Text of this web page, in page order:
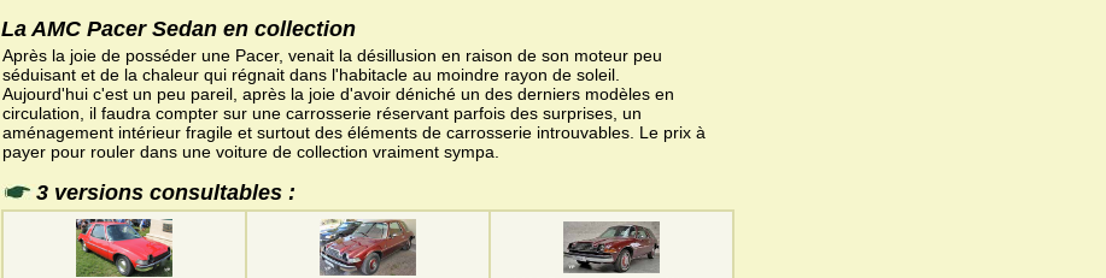
La AMC Pacer Sedan en collection
Après la joie de posséder une Pacer, venait la désillusion en raison de son moteur peu
séduisant et de la chaleur qui régnait dans l'habitacle au moindre rayon de soleil.
Aujourd'hui c'est un peu pareil, après la joie d'avoir déniché un des derniers modèles en
circulation, il faudra compter sur une carrosserie réservant parfois des surprises, un
aménagement intérieur fragile et surtout des éléments de carrosserie introuvables. Le prix à
payer pour rouler dans une voiture de collection vraiment sympa.
3 versions consultables :